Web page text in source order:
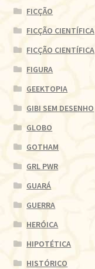
FICÇÃO
FICÇÃO CIENTÍFICA
FICÇÃO CIENTÍFICA
FIGURA
GEEKTOPIA
GIBI SEM DESENHO
GLOBO
GOTHAM
GRL PWR
GUARÁ
GUERRA
HERÓICA
HIPOTÉTICA
HISTÓRICO